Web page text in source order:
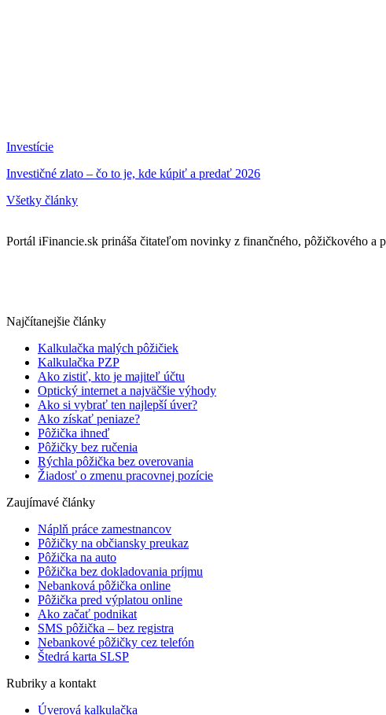
Investície
Investičné zlato – čo to je, kde kúpiť a predať 2026
Všetky články
Portál iFinancie.sk prináša čitateľom novinky z finančného, pôžičkového
Najčítanejšie články
Kalkulačka malých pôžičiek
Kalkulačka PZP
Ako zistiť, kto je majiteľ účtu
Optický internet a najväčšie výhody
Ako si vybrať ten najlepší úver?
Ako získať peniaze?
Pôžička ihneď
Pôžičky bez ručenia
Rýchla pôžička bez overovania
Žiadosť o zmenu pracovnej pozície
Zaujímavé články
Náplň práce zamestnancov
Pôžičky na občiansky preukaz
Pôžička na auto
Pôžička bez dokladovania príjmu
Nebanková pôžička online
Pôžička pred výplatou online
Ako začať podnikat
SMS pôžička – bez registra
Nebankové pôžičky cez telefón
Štedrá karta SLSP
Rubriky a kontakt
Úverová kalkulačka